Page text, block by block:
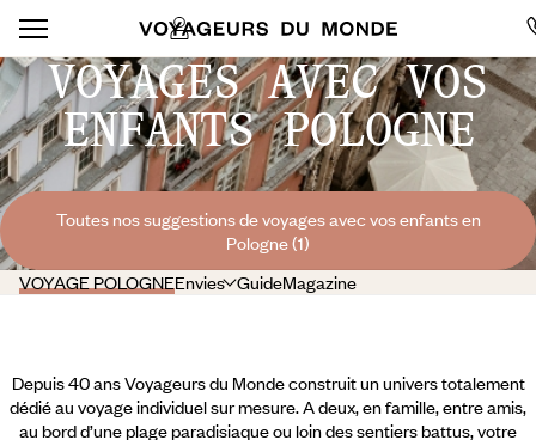
VOYAGES AVEC VOS
ENFANTS POLOGNE
Toutes nos suggestions de voyages avec vos enfants en
Pologne (1)
VOYAGE POLOGNEEnvies GuideMagazine
Depuis 40 ans Voyageurs du Monde construit un univers totalement
dédié au voyage individuel sur mesure. A deux, en famille, entre amis,
au bord d’une plage paradisiaque ou loin des sentiers battus, votre